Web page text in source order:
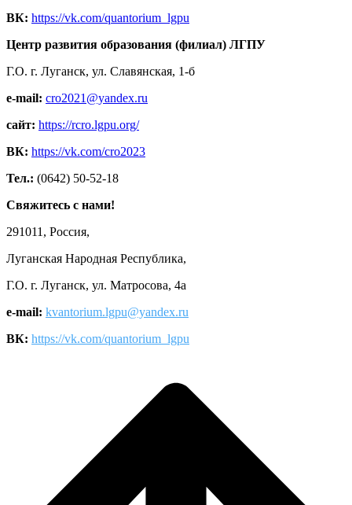
ВК: https://vk.com/quantorium_lgpu
Центр развития образования (филиал) ЛГПУ
Г.О. г. Луганск, ул. Славянская, 1-б
e-mail: cro2021@yandex.ru
сайт: https://rcro.lgpu.org/
ВК: https://vk.com/cro2023
Тел.: (0642) 50-52-18
Свяжитесь с нами!
291011, Россия,
Луганская Народная Республика,
Г.О. г. Луганск, ул. Матросова, 4а
e-mail: kvantorium.lgpu@yandex.ru
ВК: https://vk.com/quantorium_lgpu